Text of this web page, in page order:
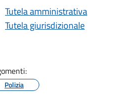
Tutela amministrativa
Tutela giurisdizionale
Polizia